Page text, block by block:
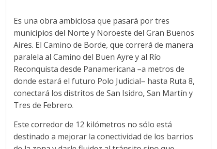
r
a
n
s
p
Es una obra ambiciosa que pasará por tres
municipios del Norte y Noroeste del Gran Buenos
Aires. El Camino de Borde, que correrá de manera
paralela al Camino del Buen Ayre y al Río
Reconquista desde Panamericana –a metros de
donde estará el futuro Polo Judicial– hasta Ruta 8,
conectará los distritos de San Isidro, San Martín y
Tres de Febrero.
Este corredor de 12 kilómetros no sólo está
destinado a mejorar la conectividad de los barrios